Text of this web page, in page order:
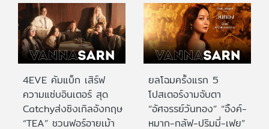
4EVE คัมแบ็ก เสิร์ฟ
ความแซ่บอินเตอร์ สุด
Catchyส่งซิงเกิลอังกฤษ
“TEA” ชวนฟอร์อายเม้า
ยลโฉมครั้งแรก 5
โปสเตอร์งามจับตา
“อัศจรรย์วันทอง” “อิ้งค์-
หมาก-กลัฟ-ปริมมี่-เฟย”